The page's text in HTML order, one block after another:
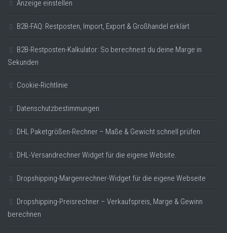
Anzeige einstellen
B2B-FAQ: Restposten, Import, Export & Großhandel erklärt
B2B-Restposten-Kalkulator: So berechnest du deine Marge in
Sekunden
Cookie-Richtlinie
Datenschutzbestimmungen
DHL Paketgrößen-Rechner – Maße & Gewicht schnell prüfen
DHL-Versandrechner Widget für die eigene Website.
Dropshipping-Margenrechner-Widget für die eigene Webseite
Dropshipping-Preisrechner – Verkaufspreis, Marge & Gewinn
berechnen